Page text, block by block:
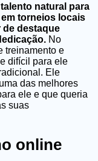
natural para
torneios locais
de destaque
No
treinamento e
difícil para ele
Ele
das melhores
ele e que queria
suas
online